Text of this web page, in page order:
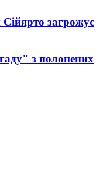
загрожує
з полонених